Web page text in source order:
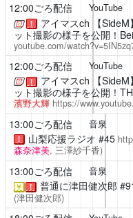
12:00ごろ配信 YouTube
！ アイマスch 【
ット撮影の様子を公開！
youtube.com/
12:00ごろ配信 YouTube
！ アイマスch 【
ット撮影の様子を公開！
濱野大輝 https://
13:00ごろ配信 音泉
！ 山梨応援ラジオ #45
森奈津美, 三澤紗千香)
13:00ごろ配信 音泉
￥ ！ 普通に津田健次郎
(津田健次郎)